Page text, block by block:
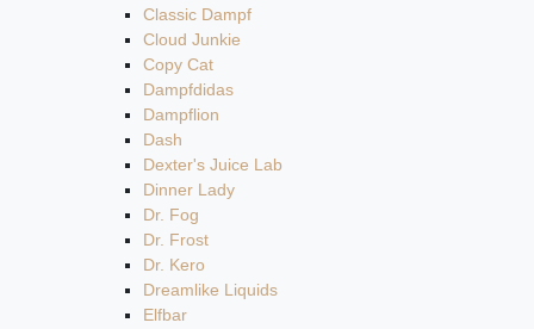
Classic Dampf
Cloud Junkie
Copy Cat
Dampfdidas
Dampflion
Dash
Dexter's Juice Lab
Dinner Lady
Dr. Fog
Dr. Frost
Dr. Kero
Dreamlike Liquids
Elfbar